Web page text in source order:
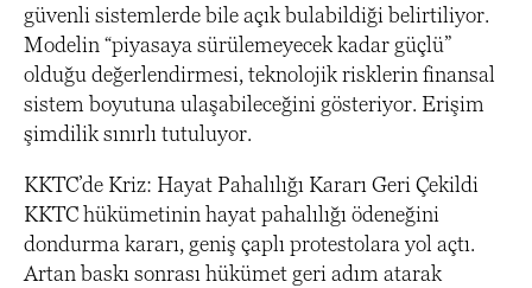
güvenli sistemlerde bile açık bulabildiği belirtiliyor.
Modelin “piyasaya sürülemeyecek kadar güçlü”
olduğu değerlendirmesi, teknolojik risklerin finansal
sistem boyutuna ulaşabileceğini gösteriyor. Erişim
şimdilik sınırlı tutuluyor.
KKTC’de Kriz: Hayat Pahalılığı Kararı Geri Çekildi
KKTC hükümetinin hayat pahalılığı ödeneğini
dondurma kararı, geniş çaplı protestolara yol açtı.
Artan baskı sonrası hükümet geri adım atarak